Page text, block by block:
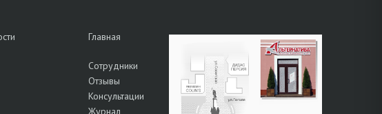
Главная
Сотрудники
Отзывы
Консультации
Журнал